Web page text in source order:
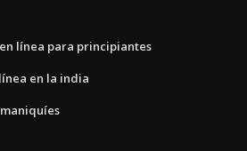
línea para principiantes
en la india